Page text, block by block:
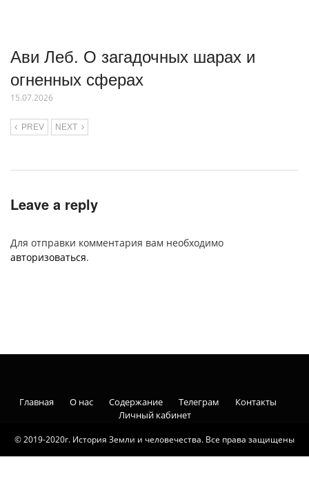
Ави Леб. О загадочных шарах и
огненных сферах
15.07.2026
PREV NEXT
Leave a reply
Для отправки комментария вам необходимо
авторизоваться.
© 2019-2020г. История Земли и человечества. Все права защищены
Главная О нас Содержание Телеграм
Контакты
Личный кабинет